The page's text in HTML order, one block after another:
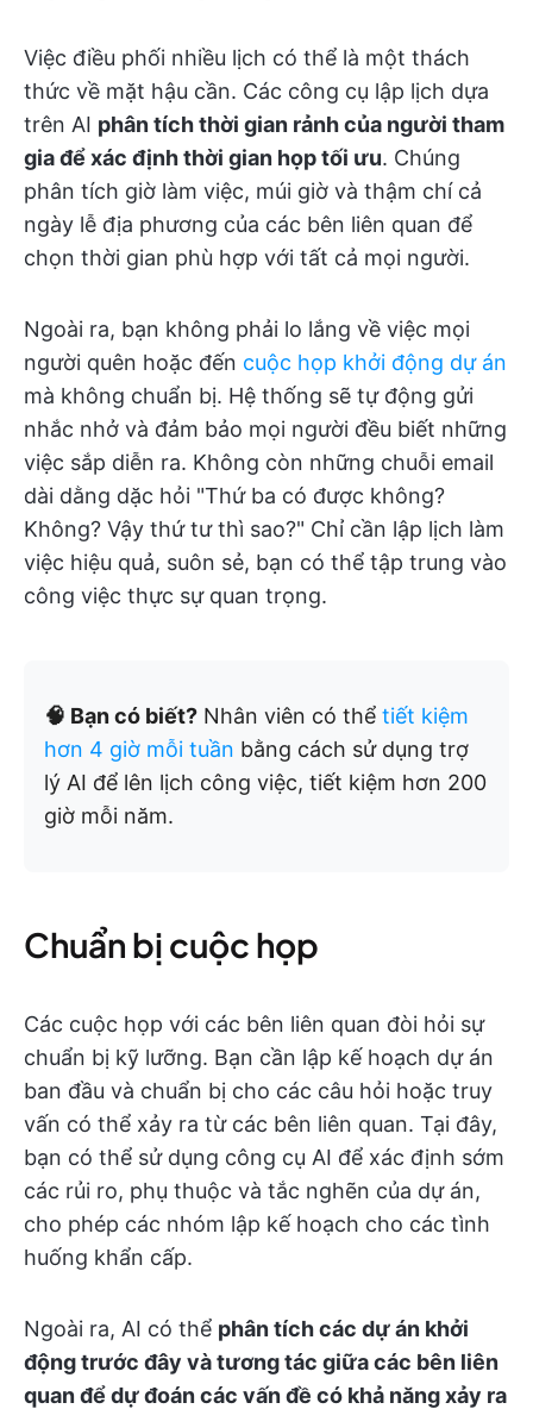
Việc điều phối nhiều lịch có thể là một thách
thức về mặt hậu cần. Các công cụ lập lịch dựa
trên AI phân tích thời gian rảnh của người tham
gia để xác định thời gian họp tối ưu. Chúng
phân tích giờ làm việc, múi giờ và thậm chí cả
ngày lễ địa phương của các bên liên quan để
chọn thời gian phù hợp với tất cả mọi người.
Ngoài ra, bạn không phải lo lắng về việc mọi
người quên hoặc đến cuộc họp khởi động dự án
mà không chuẩn bị. Hệ thống sẽ tự động gửi
nhắc nhở và đảm bảo mọi người đều biết những
việc sắp diễn ra. Không còn những chuỗi email
dài dằng dặc hỏi "Thứ ba có được không?
Không? Vậy thứ tư thì sao?" Chỉ cần lập lịch làm
việc hiệu quả, suôn sẻ, bạn có thể tập trung vào
công việc thực sự quan trọng.
🧠 Bạn có biết? Nhân viên có thể tiết kiệm
hơn 4 giờ mỗi tuần bằng cách sử dụng trợ
lý AI để lên lịch công việc, tiết kiệm hơn 200
giờ mỗi năm.
Chuẩn bị cuộc họp
Các cuộc họp với các bên liên quan đòi hỏi sự
chuẩn bị kỹ lưỡng. Bạn cần lập kế hoạch dự án
ban đầu và chuẩn bị cho các câu hỏi hoặc truy
vấn có thể xảy ra từ các bên liên quan. Tại đây,
bạn có thể sử dụng công cụ AI để xác định sớm
các rủi ro, phụ thuộc và tắc nghẽn của dự án,
cho phép các nhóm lập kế hoạch cho các tình
huống khẩn cấp.
Ngoài ra, AI có thể phân tích các dự án khởi
động trước đây và tương tác giữa các bên liên
quan để dự đoán các vấn đề có khả năng xảy ra